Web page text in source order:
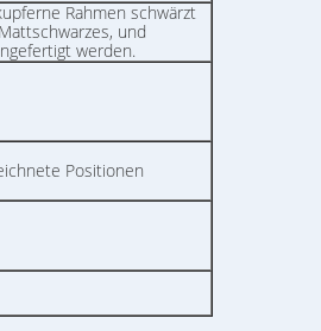
Rahmen schwärzt
und
werden.
Positionen